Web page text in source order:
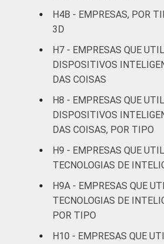
Atividades
científicas
atividades
e serviços
Artes,
esporte e
recreação,
serviços
H4B - EMPRESAS, POR
3D
H7 - EMPRESAS QUE
DISPOSITIVOS
DAS COISAS
H8 - EMPRESAS QUE
DISPOSITIVOS
DAS COISAS, POR TIPO
H9 - EMPRESAS QUE
TECNOLOGIAS DE
H9A - EMPRESAS QUE
TECNOLOGIAS DE
POR TIPO
H10 - EMPRESAS QUE